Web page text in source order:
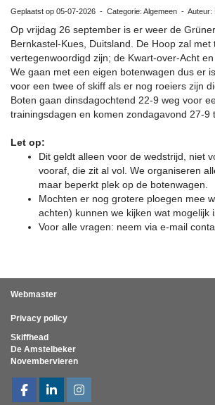
Geplaatst op 05-07-2026 - Categorie: Algemeen - Auteur:
Op vrijdag 26 september is er weer de
Bernkastel-Kues, Duitsland. De Hoop zal met
vertegenwoordigd zijn; de Kwart-over-Acht en
We gaan met een eigen botenwagen dus er
voor een twee of skiff als er nog roeiers zijn
Boten gaan dinsdagochtend 22-9 weg voor
trainingsdagen en komen zondagavond 27-9
Let op:
Dit geldt alleen voor de wedstrijd, niet
vooraf, die zit al vol. We organiseren
maar beperkt plek op de botenwagen.
Mochten er nog grotere ploegen mee
achten) kunnen we kijken wat mogelijk
Voor alle vragen: neem via e-mail
Webmaster
Privacy policy
Skiffhead
De Amstelbeker
Novembervieren